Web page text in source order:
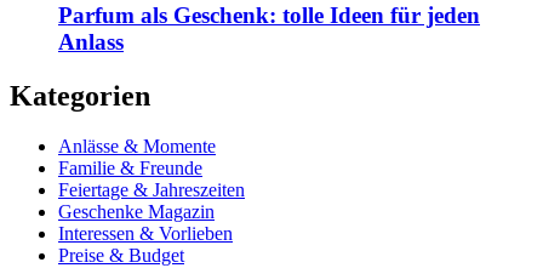
Parfum als Geschenk: tolle Ideen für jeden
Anlass
Kategorien
Anlässe & Momente
Familie & Freunde
Feiertage & Jahreszeiten
Geschenke Magazin
Interessen & Vorlieben
Preise & Budget